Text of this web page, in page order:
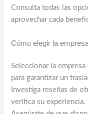
Consulta todas las
aprovechar cada
Cómo elegir la
Seleccionar la
para garantizar un
Investiga reseñas de
verifica su experiencia.